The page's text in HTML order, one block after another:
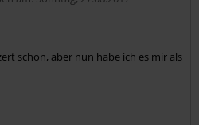
schon, aber nun habe ich es mir als